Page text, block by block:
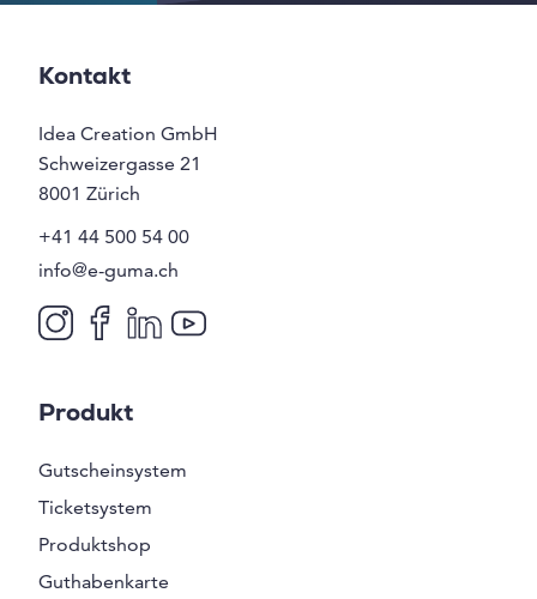
Kontakt
Idea Creation GmbH
Schweizergasse 21
8001 Zürich
+41 44 500 54 00
info@e-guma.ch
Produkt
Gutscheinsystem
Ticketsystem
Produktshop
Guthabenkarte